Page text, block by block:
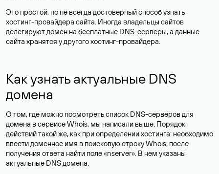
Это простой, но не всегда достоверный способ узнать
хостинг-провайдера сайта. Иногда владельцы сайтов
делегируют домен на бесплатные DNS-серверы, а данные
сайта хранятся у другого хостинг-провайдера.
Как узнать актуальные DNS
домена
О том, где можно посмотреть список DNS-серверов для
домена в сервисе Whois, мы написали выше. Порядок
действий такой же, как при определении хостинга: необходимо
ввести доменное имя в поисковую строку Whois, после
получения ответа найти поле «nserver». В нем указаны
актуальные DNS домена.